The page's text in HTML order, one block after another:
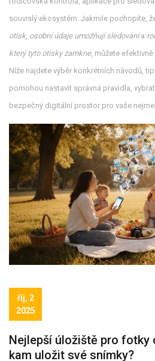
souvislý ekosystém. Jakmile pochopíte,
otisk, osobní údaje umožňují sledovánía
který tyto otisky zamkne, můžete
Níže najdete výběr konkrétních návodů,
pomohou nastavit správná pravidla,
bezpečný digitální prostor pro vaše
říj, 2
2025
Nejlepší úložiště pro fotky
kam uložit své snímky?